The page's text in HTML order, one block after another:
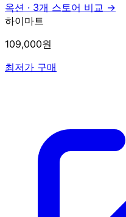
옥션 · 3개 스토어 비교 →
하이마트
109,000원
최저가 구매